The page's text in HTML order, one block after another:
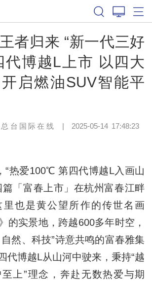
者归来 “新一代三好
代博越L上市 以四大
启燃油SUV智能平
台国际在线 | 2025-05-14 17:48:23
爱100℃ 第四代博越L入画山
篇「富春上市」在杭州富春江畔
里也是黄公望所作的传世名画
的实景地，跨越600多年时空，
然、科技”诗意共鸣的富春雅集
代博越L从山河中驶来，秉持“越
上”理念，奔赴无数热爱与期